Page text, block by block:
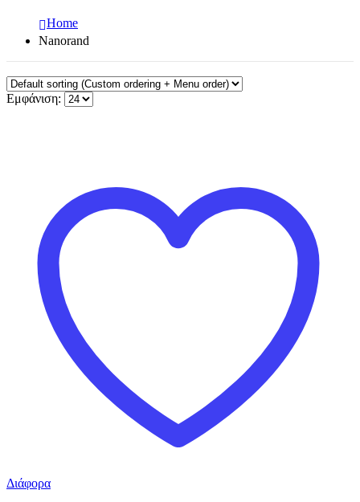
Home
Nanorand
Εμφάνιση:
Διάφορα